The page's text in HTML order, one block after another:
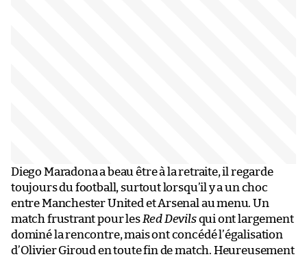
Diego Maradona a beau être à la retraite, il regarde
toujours du football, surtout lorsqu’il y a un choc
entre Manchester United et Arsenal au menu. Un
match frustrant pour les Red Devilsqui ont largement
dominé la rencontre, mais ont concédé l’égalisation
d’Olivier Giroud en toute fin de match. Heureusement